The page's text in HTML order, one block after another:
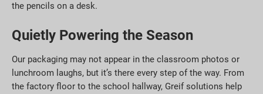
the pencils on a desk.
Quietly Powering the Season
Our packaging may not appear in the classroom photos or
lunchroom laughs, but it’s there every step of the way. From
the factory floor to the school hallway, Greif solutions help